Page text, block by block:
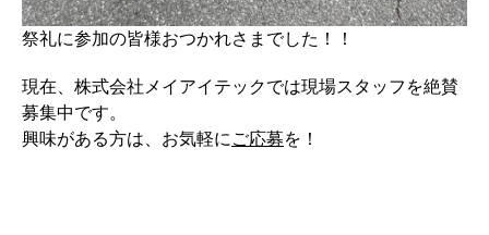
祭礼に参加の皆様おつかれさまでした！！
現在、株式会社メイアイテックでは現場スタッフを絶賛
募集中です。
興味がある方は、お気軽に ご応募を！